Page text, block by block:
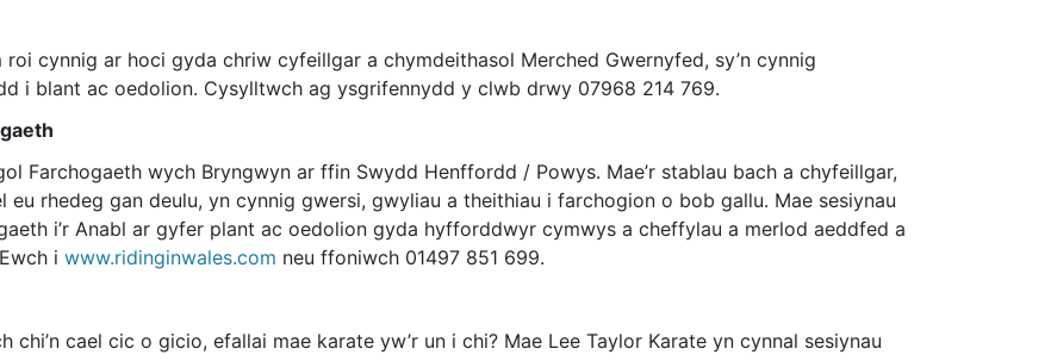
roi cynnig ar hoci gyda chriw cyfeillgar a chymdeithasol Merched Gwernyfed, sy’n cynnig
i blant ac oedolion. Cysylltwch ag ysgrifennydd y clwb drwy 07968 214 769.
Farchogaeth wych Bryngwyn ar ffin Swydd Henffordd / Powys. Mae’r stablau bach a chyfeillgar,
eu rhedeg gan deulu, yn cynnig gwersi, gwyliau a theithiau i farchogion o bob gallu. Mae sesiynau
i’r Anabl ar gyfer plant ac oedolion gyda hyfforddwyr cymwys a cheffylau a merlod aeddfed a
i www.ridinginwales.com neu ffoniwch 01497 851 699.
chi’n cael cic o gicio, efallai mae karate yw’r un i chi? Mae Lee Taylor Karate yn cynnal sesiynau